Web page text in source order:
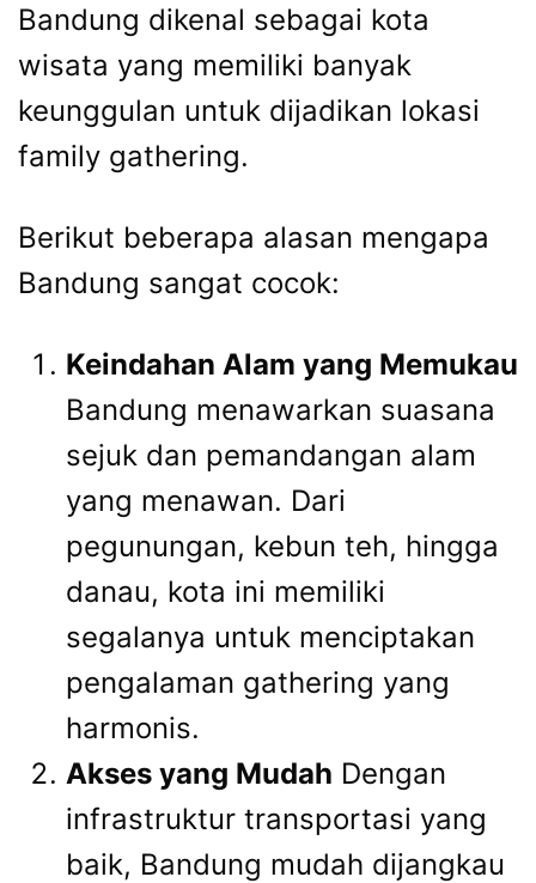
Bandung dikenal sebagai kota
wisata yang memiliki banyak
keunggulan untuk dijadikan lokasi
family gathering.
Berikut beberapa alasan mengapa
Bandung sangat cocok:
Keindahan Alam yang Memukau
Bandung menawarkan suasana
sejuk dan pemandangan alam
yang menawan. Dari
pegunungan, kebun teh, hingga
danau, kota ini memiliki
segalanya untuk menciptakan
pengalaman gathering yang
harmonis.
Akses yang Mudah Dengan
infrastruktur transportasi yang
baik, Bandung mudah dijangkau